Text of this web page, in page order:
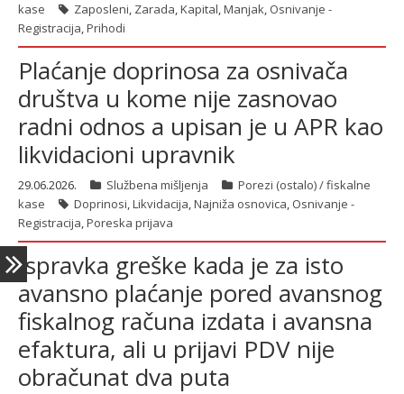
kase
Zaposleni, Zarada,Kapital,Manjak, Osnivanje -
Registracija,Prihodi
Plaćanje doprinosa za osnivača
društva u kome nije zasnovao
radni odnos a upisan je u APR kao
likvidacioni upravnik
29.06.2026. Službena mišljenja
Porezi (ostalo) / fiskalne
kase
Doprinosi,Likvidacija,Najniža osnovica, Osnivanje -
Registracija,Poreska prijava
Ispravka greške kada je za isto
avansno plaćanje pored avansnog
fiskalnog računa izdata i avansna
efaktura, ali u prijavi PDV nije
obračunat dva puta